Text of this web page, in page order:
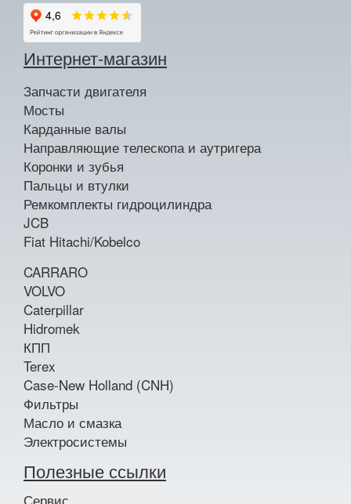
Интернет-магазин
Запчасти двигателя
Мосты
Карданные валы
Направляющие телескопа и аутригера
Коронки и зубья
Пальцы и втулки
Ремкомплекты гидроцилиндра
JCB
Fiat Hitachi/Kobelco
CARRARO
VOLVO
Caterpillar
Hidromek
КПП
Terex
Case-New Holland (CNH)
Фильтры
Масло и смазка
Электросистемы
Полезные ссылки
Сервис